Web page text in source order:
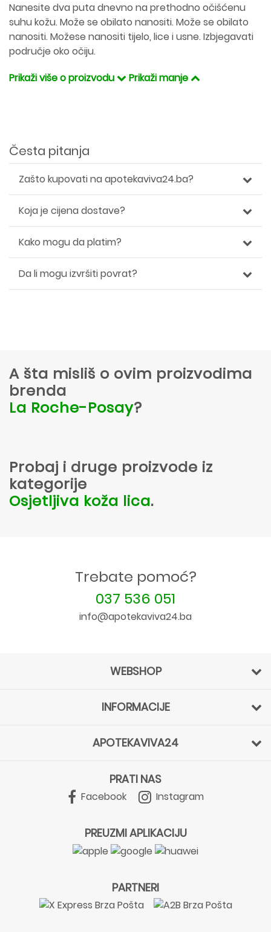
Nanesite dva puta dnevno na prethodno očišćenu
suhu kožu. Može se obilato nanositi. Može se obilato
nanositi. Možese nanositi tijelo, lice i usne. Izbjegavati
područje oko očiju.
Prikaži više o proizvodu
Prikaži manje
Česta pitanja
Zašto kupovati na apotekaviva24.ba?
Koja je cijena dostave?
Kako mogu da platim?
Da li mogu izvršiti povrat?
A šta misliš o ovim proizvodima
brenda
La Roche-Posay?
Probaj i druge proizvode iz
kategorije
Osjetljiva koža lica.
Trebate pomoć?
037 536 051
info@apotekaviva24.ba
WEBSHOP
INFORMACIJE
APOTEKAVIVA24
PRATI NAS
Facebook Instagram
PREUZMI APLIKACIJU
PARTNERI